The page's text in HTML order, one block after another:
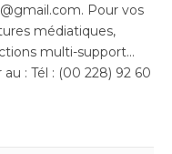
Pour vos
médiatiques,
multi-support…
: Tél : (00 228) 92 60